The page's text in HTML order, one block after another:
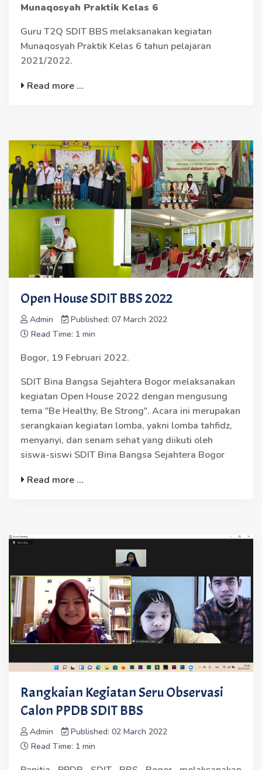
Munaqosyah Praktik Kelas 6
Guru T2Q SDIT BBS melaksanakan kegiatan
Munaqosyah Praktik Kelas 6 tahun pelajaran
2021/2022.
Read more ...
Open House SDIT BBS 2022
Admin
Published: 07 March 2022
Read Time: 1 min
Bogor, 19 Februari 2022.
SDIT Bina Bangsa Sejahtera Bogor melaksanakan
kegiatan Open House 2022 dengan mengusung
tema "Be Healthy, Be Strong". Acara ini merupakan
serangkaian kegiatan lomba, yakni lomba tahfidz,
menyanyi, dan senam sehat yang diikuti oleh
siswa-siswi SDIT Bina Bangsa Sejahtera Bogor
Read more ...
Rangkaian Kegiatan Seru Observasi
Calon PPDB SDIT BBS
Admin
Published: 02 March 2022
Read Time: 1 min